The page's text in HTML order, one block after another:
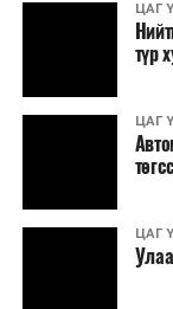
ЦАГ
түр
ЦАГ
ЦАГ